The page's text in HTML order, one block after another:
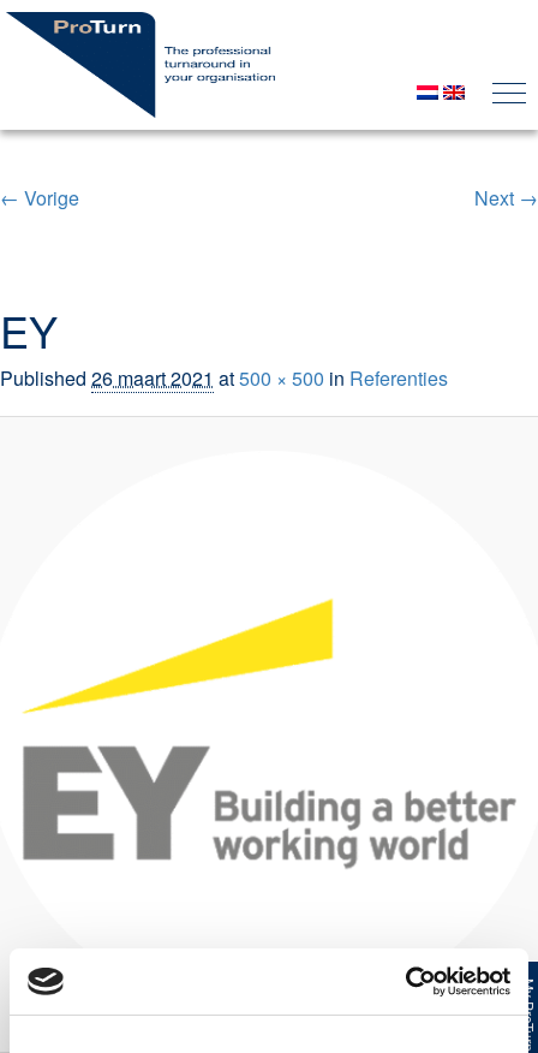
Image navigation
← Vorige Next →
EY
Published 26 maart 2021 at500 × 500 in Referenties
My ProTurn